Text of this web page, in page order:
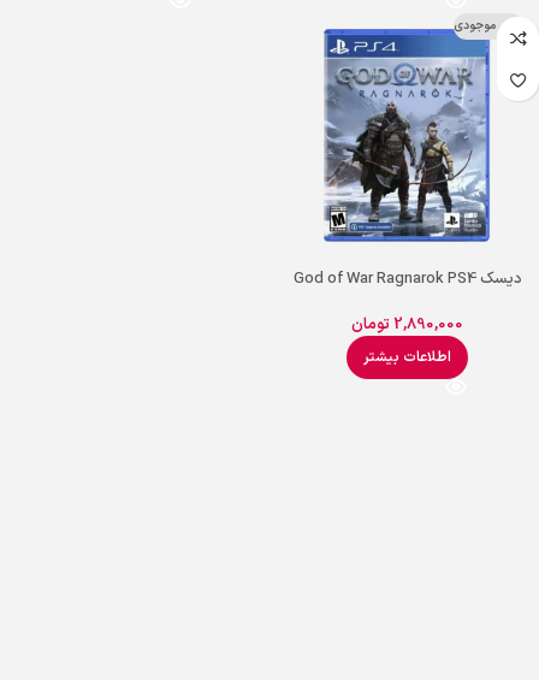
اتمام موجودی
دیسک God of War Ragnarok PS4
2,890,000 تومان
اطلاعات بیشتر